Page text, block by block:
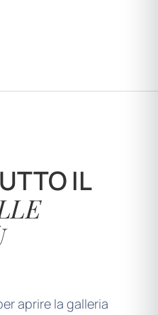
IL
aprire la galleria